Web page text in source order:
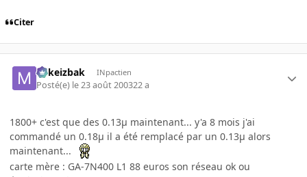
Citer
Mikeizbak INpactien
Posté(e) le 23 août 200322 a
1800+ c'est que des 0.13µ maintenant... y'a 8 mois j'ai
commandé un 0.18µ il a été remplacé par un 0.13µ alors
maintenant...
carte mère : GA-7N400 L1 88 euros son réseau ok ou